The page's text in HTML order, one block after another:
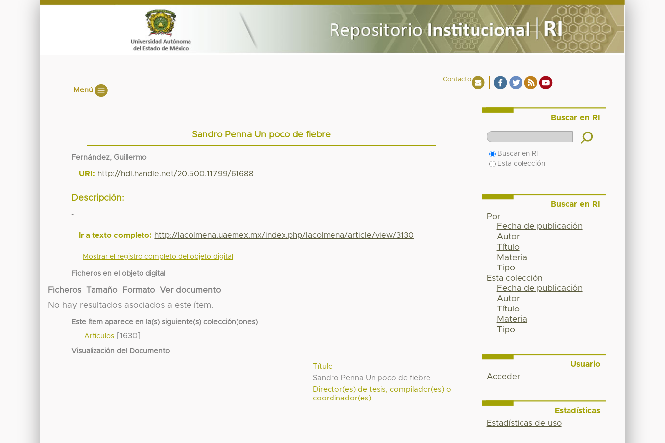
Contacto
Menú
Sandro Penna Un poco de fiebre
Fernández, Guillermo
URI: http://hdl.handle.net/20.500.11799/61688
Descripción:
-
Ir a texto completo: http://lacolmena.uaemex.mx/index.php/lacolmena/article/view/3130
Mostrar el registro completo del objeto digital
Ficheros en el objeto digital
Ficheros Tamaño Formato
Ver documento
No hay resultados asociados a este ítem.
Este ítem aparece en la(s) siguiente(s) colección(ones)
Artículos [1630]
Visualización del Documento
Título
Sandro Penna Un poco de fiebre
Director(es) de tesis, compilador(es) o
coordinador(es)
Buscar en RI
Buscar en RI
Esta colección
Buscar en RI
Por
Fecha de publicación
Autor
Título
Materia
Tipo
Esta colección
Fecha de publicación
Autor
Título
Materia
Tipo
Usuario
Acceder
Estadísticas
Estadísticas de uso